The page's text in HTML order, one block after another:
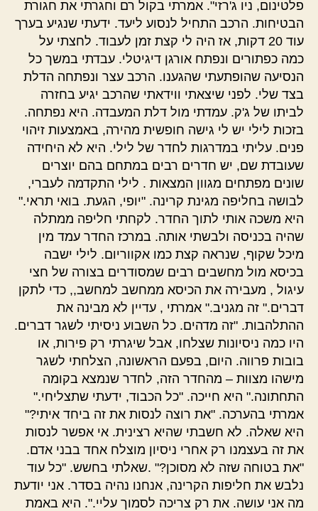
פלטינום, ניו ג'רזי". אמרתי בקול רם וחגרתי את חגורת
הבטיחות. הרכב התחיל לנסוע ליעד. ידעתי שנגיע בערך
עוד 20 דקות, אז היה לי קצת זמן לעבוד. לחצתי על
כמה כפתורים ונפתח אורגן דיגיטלי. עבדתי במשך כל
הנסיעה שהופתעתי שהגענו. הרכב עצר ונפתחה הדלת
בצד שלי. לפני שיצאתי ווידאתי שהרכב יגיע בחזרה
לביתו של ג'ק. עמדתי מול דלת המעבדה. היא נפתחה.
בזכות לילי יש לי גישה חופשית מהירה, באמצעות זיהוי
פנים. עליתי במדרגות לחדר של לילי. היא לא היחידה
שעובדת שם, יש חדרים רבים במתחם בהם יוצרים
שונים מפתחים מגוון המצאות . לילי התקדמה לעברי,
לבושה בחליפה מגינת קרינה. "יופי, הגעת. בואי תראי."
היא משכה אותי לתוך החדר. לקחתי חליפה ממתלה
שהיה בכניסה ולבשתי אותה. במרכז החדר עמד מין
מיכל שקוף, שנראה קצת כמו אקווריום. לילי ישבה
בכיסא מול מחשבים רבים שמסודרים בצורה של חצי
עיגול , מעבירה את הכיסא ממחשב למחשב,, כדי לתקן
דברים." זה מגניב." אמרתי , עדיין לא מבינה את
ההתלהבות. "זה מדהים. כל השבוע ניסיתי לשגר דברים.
היו כמה ניסיונות שצלחו, אבל שיגרתי רק פירות, או
בובות פרווה. היום, בפעם הראשונה, הצלחתי לשגר
מישהו מצוות – מהחדר הזה, לחדר שנמצא בקומה
התחתונה." היא חייכה. "כל הכבוד, ידעתי שתצליחי."
אמרתי בהערכה. "את רוצה לנסות את זה ביחד איתי?"
היא שאלה. לא חשבתי שהיא רצינית. אי אפשר לנסות
את זה בעצמנו רק אחרי ניסיון מוצלח אחד בבני אדם.
"את בטוחה שזה לא מסוכן?" .שאלתי בחשש. "כל עוד
נלבש את חליפות הקרינה, אנחנו נהיה בסדר. אני יודעת
מה אני עושה. את רק צריכה לסמוך עליי.". היא באמת